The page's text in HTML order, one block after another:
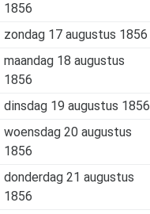
1856
zondag 17 augustus 1856
maandag 18 augustus
1856
dinsdag 19 augustus 1856
woensdag 20 augustus
1856
donderdag 21 augustus
1856